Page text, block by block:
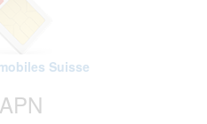
Suisse